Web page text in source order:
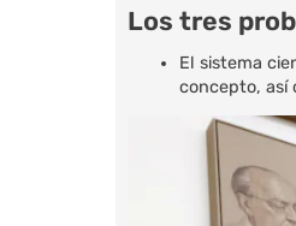
n
s
Los tres
El sistema
concepto, así